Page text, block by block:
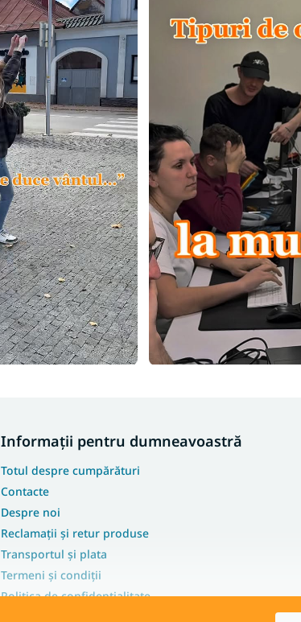
Informații pentru dumneavoastră
Totul despre cumpărături
Contacte
Despre noi
Reclamații și retur produse
Transportul și plata
Termeni și condiții
Politica de confidențialitate